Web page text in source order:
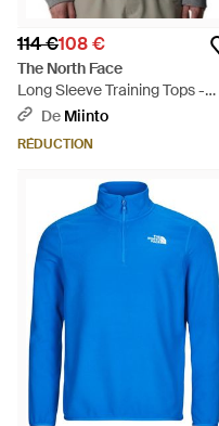
114 €108 €
The North Face
Long Sleeve Training Tops -
GrisDe Miinto
RÉDUCTION